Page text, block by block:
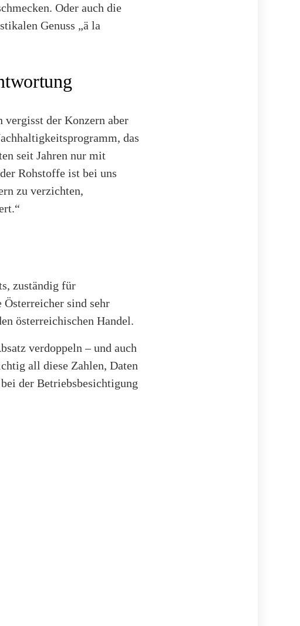
Oder auch die
Genuss „ä la
der Konzern aber
das
seit Jahren nur mit
Rohstoffe ist bei uns
zu verzichten,
zuständig für
sind sehr
österreichischen Handel.
verdoppeln – und auch
all diese Zahlen, Daten
der Betriebsbesichtigung